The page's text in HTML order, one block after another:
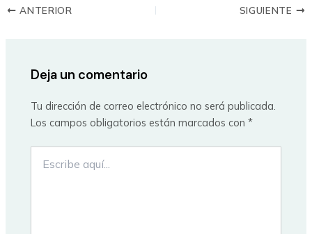
ANTERIOR SIGUIENTE
Deja un comentario
Tu dirección de correo electrónico no será publicada.
Los campos obligatorios están marcados con*
aquí...